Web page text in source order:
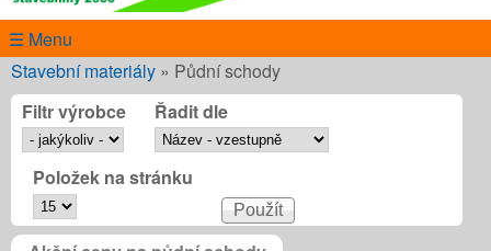
☰ Menu
Jste zde
Stavební materiály » Půdní schody
Filtr výrobce
Řadit dle
Položek na stránku